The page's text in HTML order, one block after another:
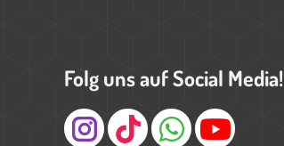
Folg uns auf Social Media!